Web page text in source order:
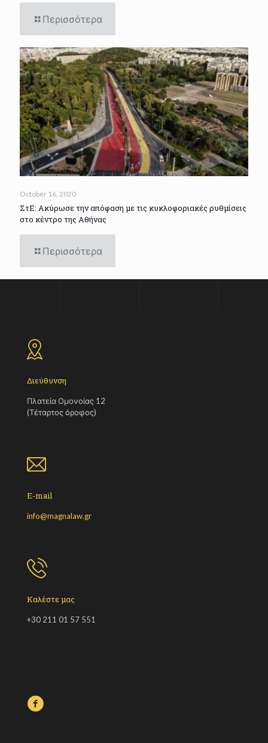
Περισσότερα
October 16, 2020
ΣτΕ: Ακύρωσε την απόφαση με τις κυκλοφοριακές ρυθμίσεις
στο κέντρο της Αθήνας
Περισσότερα
Διεύθυνση
Πλατεία Ομονοίας 12
(Τέταρτος όροφος)
E-mail
info@magnalaw.gr
Καλέστε μας
+30 211 01 57 551